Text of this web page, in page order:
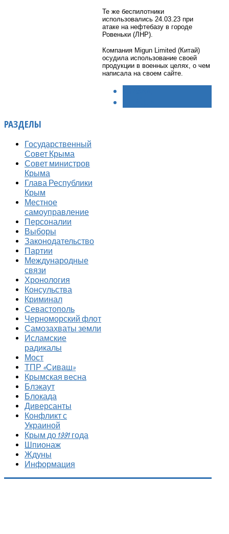
Те же беспилотники
использовались 24.03.23 при
атаке на нефтебазу в городе
Ровеньки (ЛНР).
Компания Migun Limited (Китай)
осудила использование своей
продукции в военных целях, о чем
написала на своем сайте.
РАЗДЕЛЫ
Государственный
Совет Крыма
Совет министров
Крыма
Глава Республики
Крым
Местное
самоуправление
Персоналии
Выборы
Законодательство
Партии
Международные
связи
Хронология
Консульства
Криминал
Севастополь
Черноморский флот
Самозахваты земли
Исламские
радикалы
Мост
ТПР «Сиваш»
Крымская весна
Блэкаут
Блокада
Диверсанты
Конфликт с
Украиной
Крым до 1991 года
Шпионаж
Ждуны
Информация